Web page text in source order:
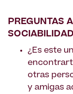
PREGUNTAS
¿Es este
otras
y amigas